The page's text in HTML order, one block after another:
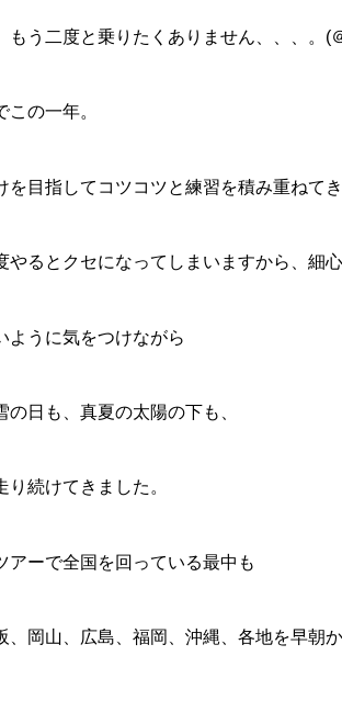
もう二度と乗りたくありません、、、。(
この一年。
を目指してコツコツと練習を積み重ねてき
やるとクセになってしまいますから、細
ように気をつけながら
の日も、真夏の太陽の下も、
り続けてきました。
アーで全国を回っている最中も
、岡山、広島、福岡、沖縄、各地を早朝か